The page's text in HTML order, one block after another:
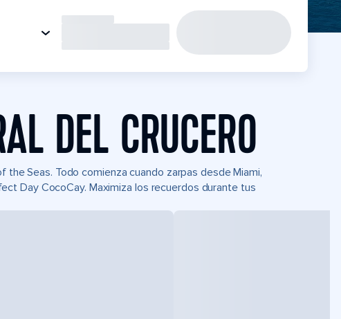
DEL CRUCERO
Seas. Todo comienza cuando zarpas desde Miami,
Day CocoCay. Maximiza los recuerdos durante tus